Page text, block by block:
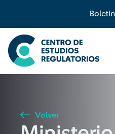
Búsqueda
Seleccione país
Volver